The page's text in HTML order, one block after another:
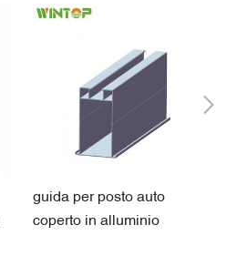
guida per posto auto
coperto in alluminio